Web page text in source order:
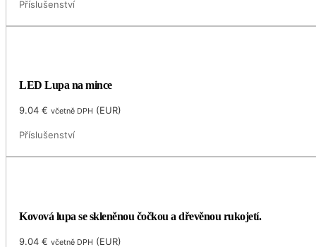
Příslušenství
LED Lupa na mince
9.04€ včetně DPH (EUR)
Příslušenství
Kovová lupa se skleněnou čočkou a dřevěnou rukojetí.
9.04€ včetně DPH (EUR)